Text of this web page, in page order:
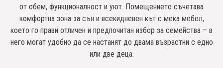
от обем, функционалност и уют. Помещението съчетава
комфортна зона за сън и всекидневен кът с мека мебел,
което го прави отличен и предпочитан избор за семейства – в
него могат удобно да се настанят до двама възрастни с едно
или две деца.